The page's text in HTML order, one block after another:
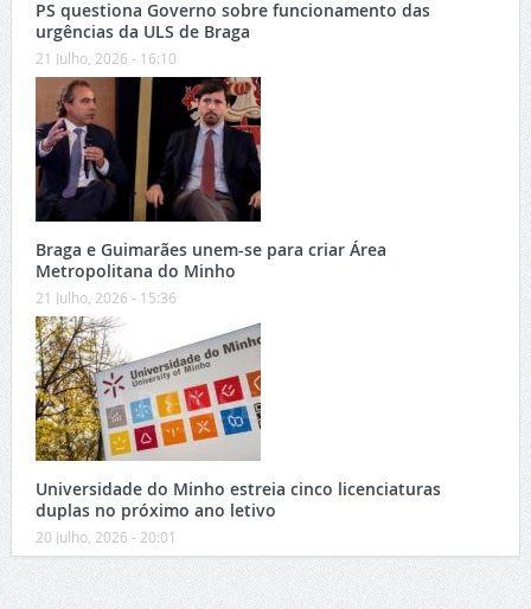
PS questiona Governo sobre funcionamento das
urgências da ULS de Braga
21 Julho, 2026 - 16:10
Braga e Guimarães unem-se para criar Área
Metropolitana do Minho
21 Julho, 2026 - 15:36
Universidade do Minho estreia cinco licenciaturas
duplas no próximo ano letivo
20 Julho, 2026 - 20:01